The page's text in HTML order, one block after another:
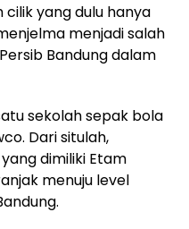
cilik yang dulu hanya
menjadi salah
Bandung dalam
sekolah sepak bola
Dari situlah,
dimiliki Etam
menuju level